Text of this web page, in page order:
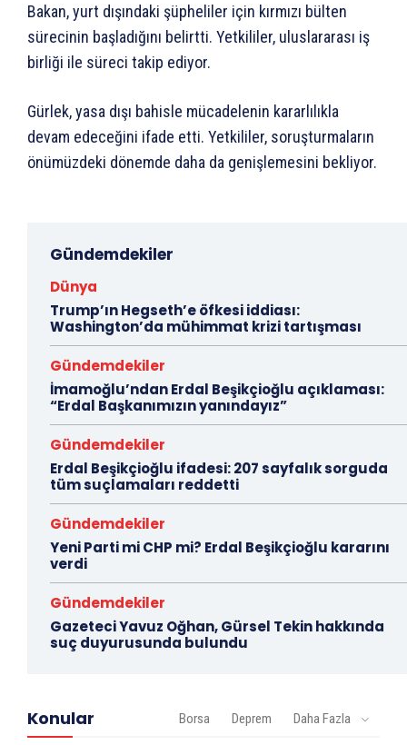
Bakan, yurt dışındaki şüpheliler için kırmızı bülten
sürecinin başladığını belirtti. Yetkililer, uluslararası iş
birliği ile süreci takip ediyor.
Gürlek, yasa dışı bahisle mücadelenin kararlılıkla
devam edeceğini ifade etti. Yetkililer, soruşturmaların
önümüzdeki dönemde daha da genişlemesini bekliyor.
Gündemdekiler
Dünya
Trump’ın Hegseth’e öfkesi iddiası:
Washington’da mühimmat krizi tartışması
Gündemdekiler
İmamoğlu’ndan Erdal Beşikçioğlu açıklaması:
“Erdal Başkanımızın yanındayız”
Gündemdekiler
Erdal Beşikçioğlu ifadesi: 207 sayfalık sorguda
tüm suçlamaları reddetti
Gündemdekiler
Yeni Parti mi CHP mi? Erdal Beşikçioğlu kararını
verdi
Gündemdekiler
Gazeteci Yavuz Oğhan, Gürsel Tekin hakkında
suç duyurusunda bulundu
Konular Borsa Deprem Daha Fazla